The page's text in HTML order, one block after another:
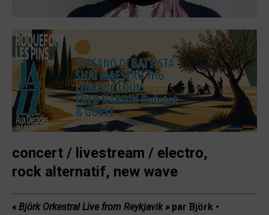
concert / livestream / electro,
rock alternatif, new wave
« Björk Orkestral Live from Reykjavik »par Björk •